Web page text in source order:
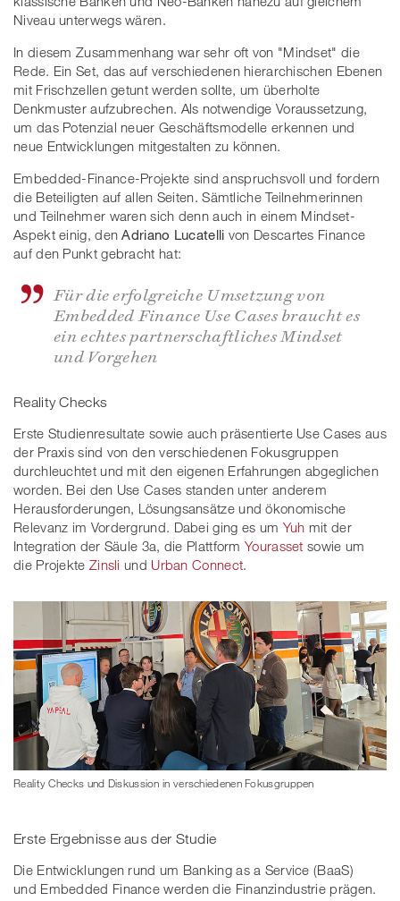
Niveau unterwegs wären.
In diesem Zusammenhang war sehr oft von "Mindset" die
Rede. Ein Set, das auf verschiedenen hierarchischen Ebenen
mit Frischzellen getunt werden sollte, um überholte
Denkmuster aufzubrechen. Als notwendige Voraussetzung,
um das Potenzial neuer Geschäftsmodelle erkennen und
neue Entwicklungen mitgestalten zu können.
Embedded-Finance-Projekte sind anspruchsvoll und fordern
die Beteiligten auf allen Seiten. Sämtliche Teilnehmerinnen
und Teilnehmer waren sich denn auch in einem Mindset-
Aspekt einig, denAdriano Lucatelli von Descartes Finance
auf den Punkt gebracht hat:
Für die erfolgreiche Umsetzung von
Embedded Finance Use Cases braucht es
ein echtes partnerschaftliches Mindset
und Vorgehen
Reality Checks
Erste Studienresultate sowie auch präsentierte Use Cases aus
der Praxis sind von den verschiedenen Fokusgruppen
durchleuchtet und mit den eigenen Erfahrungen abgeglichen
worden. Bei den Use Cases standen unter anderem
Herausforderungen, Lösungsansätze und ökonomische
Relevanz im Vordergrund. Dabei ging es um Yuh mit der
Integration der Säule 3a, die PlattformYourasset sowie um
die Projekte Zinsli und Urban Connect
Reality Checks und Diskussion in verschiedenen Fokusgruppen
Erste Ergebnisse aus der Studie
Die Entwicklungen rund um Banking as a Service (BaaS)
und Embedded Finance werden die Finanzindustrie prägen.